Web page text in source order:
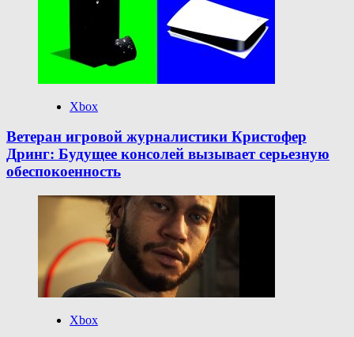
Xbox
Ветеран игровой журналистики Кристофер
Дринг: Будущее консолей вызывает серьезную
обеспокоенность
Xbox